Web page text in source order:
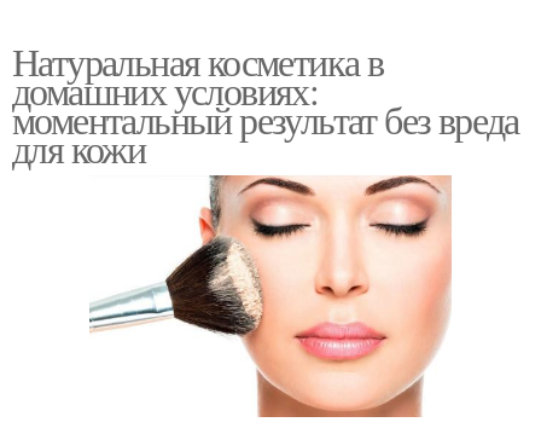
Натуральная косметика в
домашних условиях:
моментальный результат без вреда
для кожи